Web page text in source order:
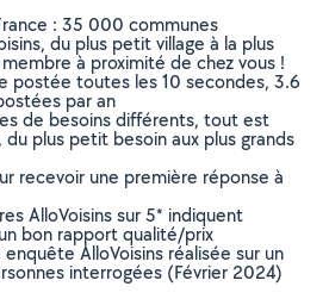
: 35 000 communes
du plus petit village à la plus
à proximité de chez vous !
postée toutes les 10 secondes, 3.6
par an
de besoins différents, tout est
du plus petit besoin aux plus grands
recevoir une première réponse à
AlloVoisins sur 5* indiquent
bon rapport qualité/prix
enquête AlloVoisins réalisée sur un
interrogées (Février 2024)